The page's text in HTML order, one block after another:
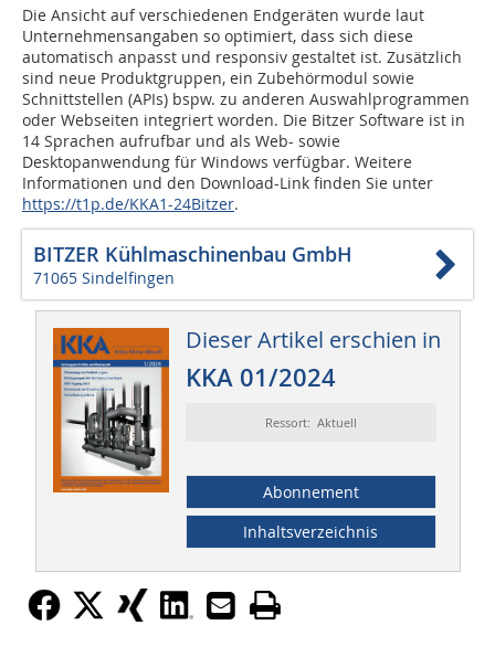
Die Ansicht auf verschiedenen Endgeräten wurde laut
Unternehmensangaben so optimiert, dass sich diese
automatisch anpasst und responsiv gestaltet ist. Zusätzlich
sind neue Produktgruppen, ein Zubehörmodul sowie
Schnittstellen (APIs) bspw. zu anderen Auswahlprogrammen
oder Webseiten integriert worden. Die Bitzer Software ist in
14 Sprachen aufrufbar und als Web- sowie
Desktopanwendung für Windows verfügbar. Weitere
Informationen und den Download-Link finden Sie unter
https://t1p.de/KKA1-24Bitzer.
BITZER Kühlmaschinenbau GmbH
71065 Sindelfingen
Dieser Artikel erschien in
KKA 01/2024
Ressort: Aktuell
Abonnement
Inhaltsverzeichnis